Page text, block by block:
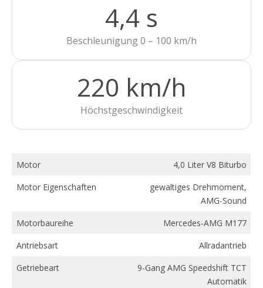
4,4 s
Beschleunigung 0 – 100 km/h
220 km/h
Höchstgeschwindigkeit
Motor
4,0 Liter V8 Biturbo
Motor Eigenschaften
gewaltiges Drehmoment,
AMG-Sound
Motorbaureihe
Mercedes-AMG M177
Antriebsart
Allradantrieb
Getriebeart
9-Gang AMG Speedshift TCT
Automatik